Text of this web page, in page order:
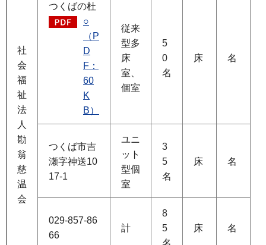
社
会
福
祉
法
人
勘
翁
慈
温
会
つくばの杜
○
（P
D
F：
60
K
B）
従来
型多
床
室、
個室
5
0
名
床 名
つくば市吉
瀬字神送10
17-1
ユニ
ット
型個
室
3
5
名
床 名
029-857-86
66
計
8
5
名
床 名